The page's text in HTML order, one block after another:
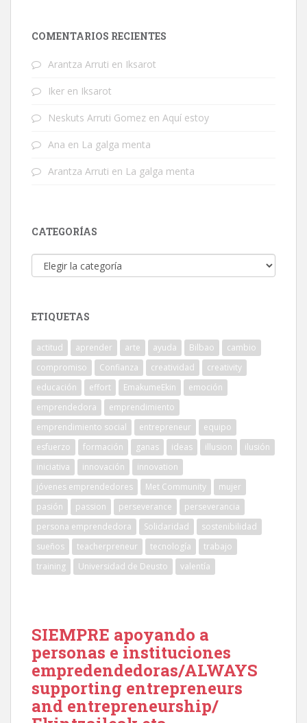
COMENTARIOS RECIENTES
Arantza Arruti en Iksarot
Iker en Iksarot
Neskuts Arruti Gomez en Aquí estoy
Ana en La galga menta
Arantza Arruti en La galga menta
CATEGORÍAS
Categorías
ETIQUETAS
actitud aprender arte ayuda Bilbao
cambio
compromiso
Confianza creatividad
creativity
educación
effort EmakumeEkin
emoción
emprendedora
emprendimiento
emprendimiento social
entrepreneur
equipo
esfuerzo
formación ganas ideas illusion
ilusión
iniciativa
innovación
innovation
jóvenes emprendedores
Met Community
mujer
pasión
passion perseverance
perseverancia
persona emprendedora
Solidaridad
sostenibilidad
sueños
teacherpreneur tecnología
trabajo
training
Universidad de Deusto valentía
SIEMPRE apoyando a
personas e instituciones
empredendedoras/ALWAYS
supporting entrepreneurs
and entrepreneurship/